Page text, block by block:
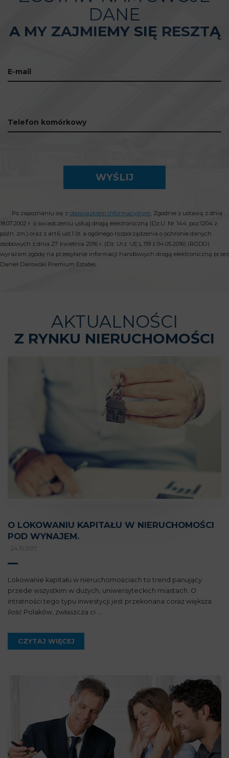
DANE
A MY ZAJMIEMY SIĘ RESZTĄ
E-mail
Telefon komórkowy
WYŚLIJ
Po zapoznaniu się zobowiązkiem informacyjnym. Zgodnie z ustawą z dnia
18.07.2002 r. o świadczeniu usług drogą elektroniczną (Dz.U. Nr 144, poz.1204 z
późn. zm.) oraz z art.6 ust.1 lit. a ogólnego rozporządzenia o ochronie danych
osobowych z dnia 27 kwietnia 2016 r. (Dz. Urz. UE L 119 z 04.05.2016) (RODO)
wyrażam zgodę na przesyłanie informacji handlowych drogą elektroniczną przez
Daniel Darowski Premium Estates.
AKTUALNOŚCI
Z RYNKU NIERUCHOMOŚCI
O LOKOWANIU KAPITAŁU W NIERUCHOMOŚCI
POD WYNAJEM.
24.10.2017
Lokowanie kapitału w nieruchomościach to trend panujący
przede wszystkim w dużych, uniwersyteckich miastach. O
intratności tego typu inwestycji jest przekonana coraz większa
ilość Polaków, zwłaszcza ci ...
CZYTAJ WIĘCEJ